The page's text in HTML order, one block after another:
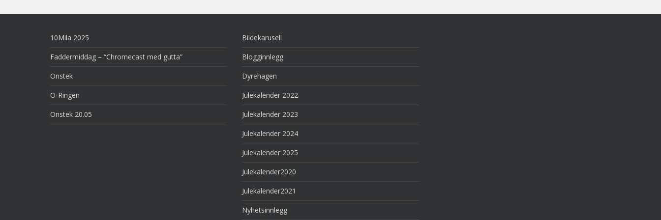
10Mila 2025
Faddermiddag – “Chromecast med gutta”
Onstek
O-Ringen
Onstek 20.05
Bildekarusell
Blogginnlegg
Dyrehagen
Julekalender 2022
Julekalender 2023
Julekalender 2024
Julekalender 2025
Julekalender2020
Julekalender2021
Nyhetsinnlegg